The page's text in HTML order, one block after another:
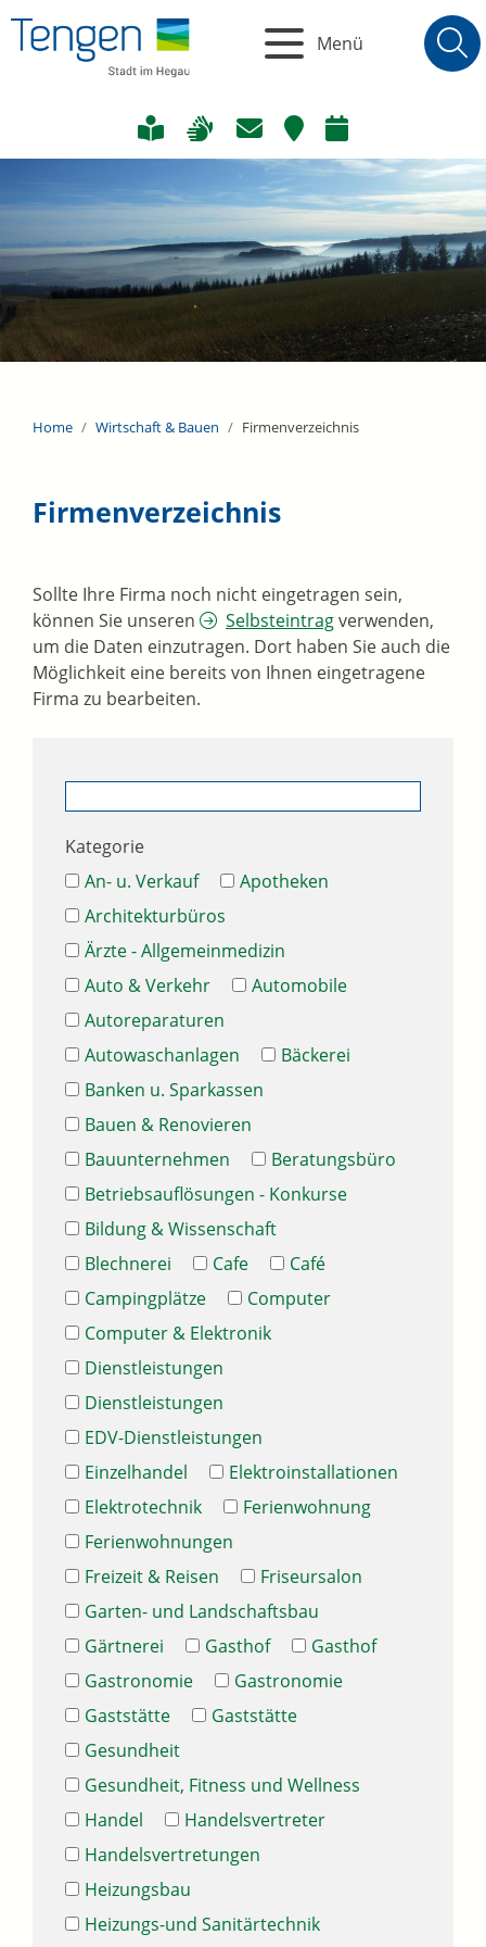
Menü
Home Wirtschaft & Bauen Firmenverzeichnis
Firmenverzeichnis
Sollte Ihre Firma noch nicht eingetragen sein,
können Sie unseren
Selbsteintragverwenden,
um die Daten einzutragen. Dort haben Sie auch die
Möglichkeit eine bereits von Ihnen eingetragene
Firma zu bearbeiten.
Kategorie
An- u. Verkauf
Apotheken
Architekturbüros
Ärzte - Allgemeinmedizin
Auto & Verkehr
Automobile
Autoreparaturen
Autowaschanlagen
Bäckerei
Banken u. Sparkassen
Bauen & Renovieren
Bauunternehmen
Beratungsbüro
Betriebsauflösungen - Konkurse
Bildung & Wissenschaft
Blechnerei
Cafe
Café
Campingplätze
Computer
Computer & Elektronik
Dienstleistungen
Dienstleistungen
EDV-Dienstleistungen
Einzelhandel
Elektroinstallationen
Elektrotechnik
Ferienwohnung
Ferienwohnungen
Freizeit & Reisen
Friseursalon
Garten- und Landschaftsbau
Gärtnerei
Gasthof
Gasthof
Gastronomie
Gastronomie
Gaststätte
Gaststätte
Gesundheit
Gesundheit, Fitness und Wellness
Handel
Handelsvertreter
Handelsvertretungen
Heizungsbau
Heizungs-und Sanitärtechnik